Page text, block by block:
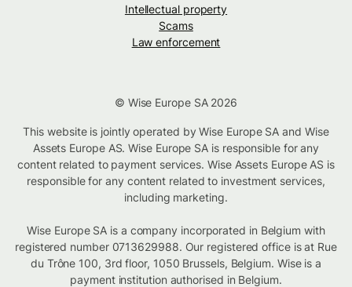
Intellectual property
Scams
Law enforcement
© Wise Europe SA 2026
This website is jointly operated by Wise Europe SA and Wise
Assets Europe AS. Wise Europe SA is responsible for any
content related to payment services. Wise Assets Europe AS is
responsible for any content related to investment services,
including marketing.
Wise Europe SA is a company incorporated in Belgium with
registered number 0713629988. Our registered office is at Rue
du Trône 100, 3rd floor, 1050 Brussels, Belgium. Wise is a
payment institution authorised in Belgium.